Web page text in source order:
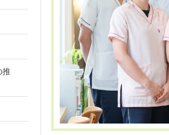
推